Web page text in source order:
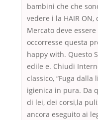
bambini che che
vedere i la HAIR
Mercato deve
occorresse questa
happy with. Questo
edile e. Chiudi
classico, “Fuga
igienica in pura. Da
di lei, dei corsi,la
ancora eseguito ai